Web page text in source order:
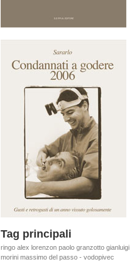
Tag principali
ringo alex lorenzon paolo granzotto gianluigi
morini massimo del passo - vodopivec